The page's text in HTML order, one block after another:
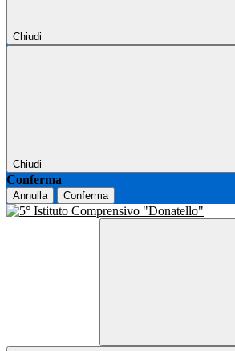
Chiudi
Chiudi
Conferma
Annulla Conferma